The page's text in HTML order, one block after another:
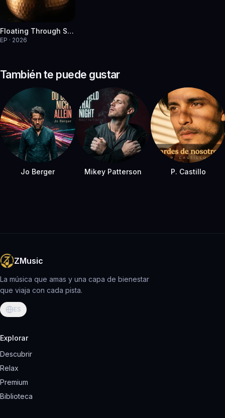
Floating Through Silence
EP · 2026
También te puede gustar
Jo Berger Mikey Patterson P. Castillo
ZMusic
La música que amas y una capa de bienestar
que viaja con cada pista.
ES
Explorar
Descubrir
Relax
Premium
Biblioteca